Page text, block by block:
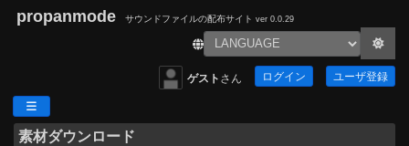
propanmode サウンドファイルの配布サイト ver 0.0.29
ゲスト さん ログイン ユーザ登録
素材ダウンロード